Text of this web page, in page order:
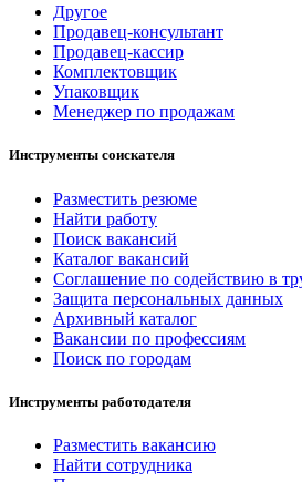
Другое
Продавец-консультант
Продавец-кассир
Комплектовщик
Упаковщик
Менеджер по продажам
Инструменты соискателя
Разместить резюме
Найти работу
Поиск вакансий
Каталог вакансий
Соглашение по содействию в
Защита персональных данных
Архивный каталог
Вакансии по профессиям
Поиск по городам
Инструменты работодателя
Разместить вакансию
Найти сотрудника